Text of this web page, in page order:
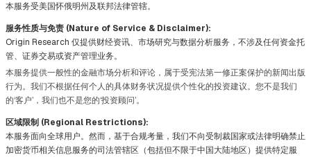
本服务受美国怀俄明州及联邦法律管辖。
服务性质与免责 (Nature of Service & Disclaimer):
Origin Research 仅提供财经资讯、市场研究与数据分析服务，不涉及任何资金托
管、证券交易或资产管理业务。
本服务提供一般性的金融市场分析和评论，属于受宪法第一修正案保护的新闻出版
行为。我们不根据任何个人的具体财务状况提供个性化的投资建议。您不是我们
的‘客户’，我们也不是您的‘投资顾问’。
区域限制 (Regional Restrictions):
本服务面向全球用户。然而，基于合规考量，我们不向受制裁国家或法律明确禁止
加密货币相关信息服务的司法管辖区（包括但不限于中国大陆地区）提供特定服